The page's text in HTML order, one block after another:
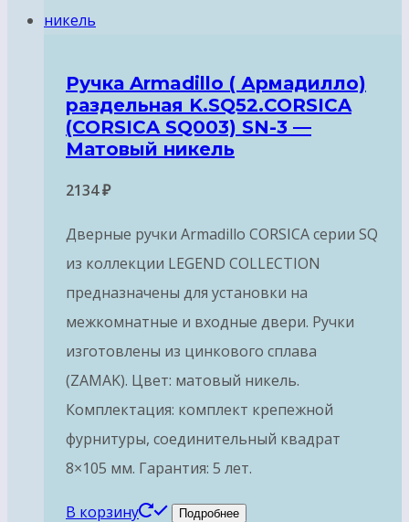
Ручка Armadillo ( Армадилло)
раздельная K.SQ52.CORSICA
(CORSICA SQ003) SN-3 —
Матовый никель
2134₽
Дверные ручки Armadillo CORSICA серии SQ
из коллекции LEGEND COLLECTION
предназначены для установки на
межкомнатные и входные двери. Ручки
изготовлены из цинкового сплава
(ZAMAK). Цвет: матовый никель.
Комплектация: комплект крепежной
фурнитуры, соединительный квадрат
8×105 мм. Гарантия: 5 лет.
В корзину Подробнее